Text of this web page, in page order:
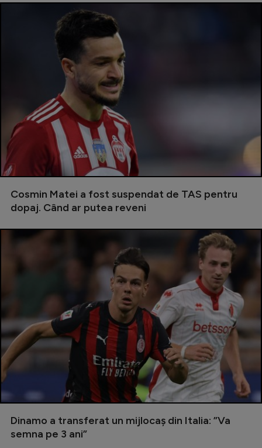
Rugby
Ciclism
Alte sporturi
JO 2024
JO 2026
Creează cont
Cosmin Matei a fost suspendat de TAS pentru
dopaj. Când ar putea reveni
Dinamo a transferat un mijlocaș din Italia: ”Va
semna pe 3 ani”